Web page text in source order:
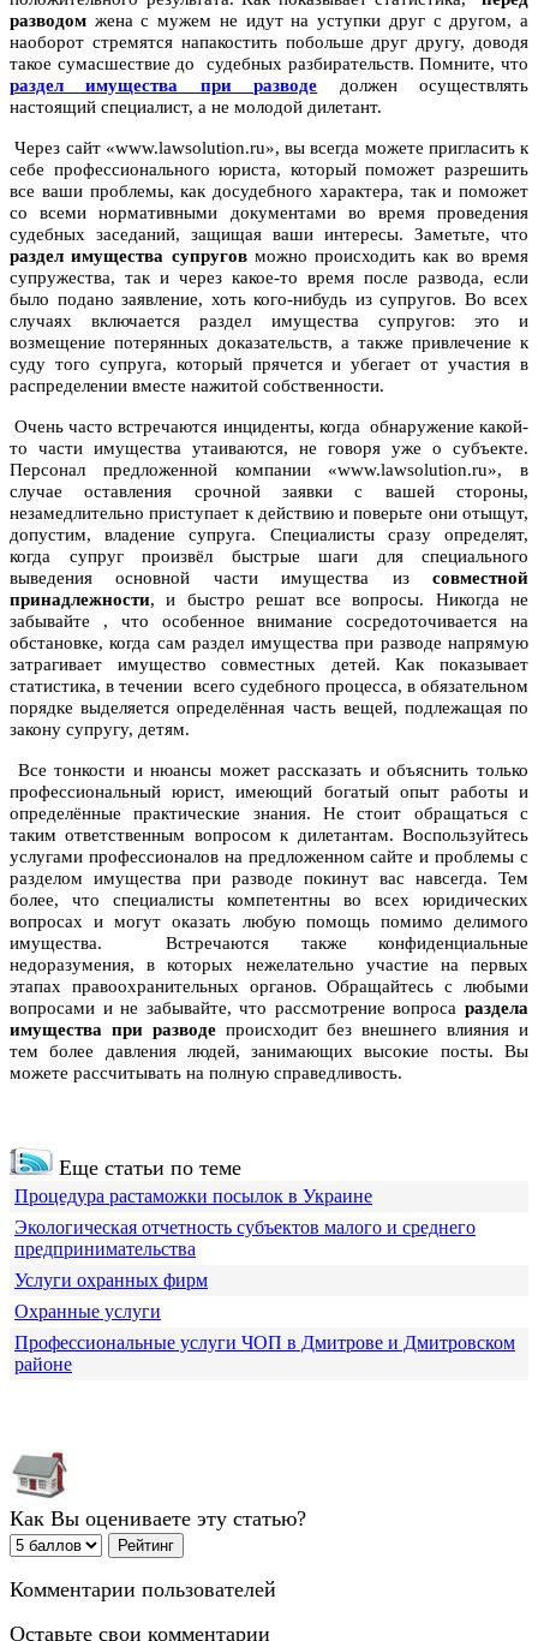
разводом жена с мужем не идут на уступки друг с другом, а
наоборот стремятся напакостить побольше друг другу, доводя
такое сумасшествие до судебных разбирательств. Помните, что
раздел имущества при разводе должен осуществлять
настоящий специалист, а не молодой дилетант.
Через сайт «www.lawsolution.ru», вы всегда можете пригласить к
себе профессионального юриста, который поможет разрешить
все ваши проблемы, как досудебного характера, так и поможет
со всеми нормативными документами во время проведения
судебных заседаний, защищая ваши интересы. Заметьте, что
раздел имущества супруговможно происходить как во время
супружества, так и через какое-то время после развода, если
было подано заявление, хоть кого-нибудь из супругов. Во всех
случаях включается раздел имущества супругов: это и
возмещение потерянных доказательств, а также привлечение к
суду того супруга, который прячется и убегает от участия в
распределении вместе нажитой собственности.
Очень часто встречаются инциденты, когда обнаружение какой-
то части имущества утаиваются, не говоря уже о субъекте.
Персонал предложенной компании «www.lawsolution.ru», в
случае оставления срочной заявки с вашей стороны,
незамедлительно приступает к действию и поверьте они отыщут,
допустим, владение супруга. Специалисты сразу определят,
когда супруг произвёл быстрые шаги для специального
выведения основной части имущества из совместной
принадлежности, и быстро решат все вопросы. Никогда не
забывайте , что особенное внимание сосредоточивается на
обстановке, когда сам раздел имущества при разводе напрямую
затрагивает имущество совместных детей. Как показывает
статистика, в течении всего судебного процесса, в обязательном
порядке выделяется определённая часть вещей, подлежащая по
закону супругу, детям.
Все тонкости и нюансы может рассказать и объяснить только
профессиональный юрист, имеющий богатый опыт работы и
определённые практические знания. Не стоит обращаться с
таким ответственным вопросом к дилетантам. Воспользуйтесь
услугами профессионалов на предложенном сайте и проблемы с
разделом имущества при разводе покинут вас навсегда. Тем
более, что специалисты компетентны во всех юридических
вопросах и могут оказать любую помощь помимо делимого
имущества. Встречаются также конфиденциальные
недоразумения, в которых нежелательно участие на первых
этапах правоохранительных органов. Обращайтесь с любыми
вопросами и не забывайте, что рассмотрение вопроса раздела
имущества при разводепроисходит без внешнего влияния и
тем более давления людей, занимающих высокие посты. Вы
можете рассчитывать на полную справедливость.
Еще статьи по теме
Процедура растаможки посылок в Украине
Экологическая отчетность субъектов малого и среднего
предпринимательства
Услуги охранных фирм
Охранные услуги
Профессиональные услуги ЧОП в Дмитрове и Дмитровском
районе
Как Вы оцениваете эту статью?
Комментарии пользователей
Оставьте свои комментарии